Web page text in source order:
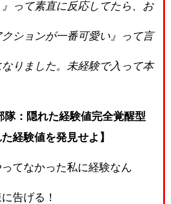
』って素直に反応してたら、お
ションが一番可愛い』って言
りました。未経験で入って本
隊：隠れた経験値完全覚醒型
経験値を発見せよ】
ってなかった私に経験なん
告げる！